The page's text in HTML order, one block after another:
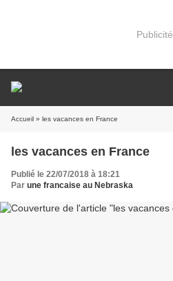
Publicité
Accueil » les vacances en France
les vacances en France
Publié le 22/07/2018 à 18:21
Par une francaise au Nebraska